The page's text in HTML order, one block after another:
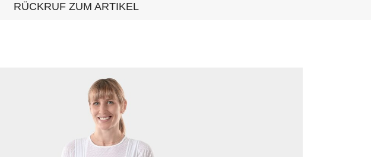
RÜCKRUF ZUM ARTIKEL